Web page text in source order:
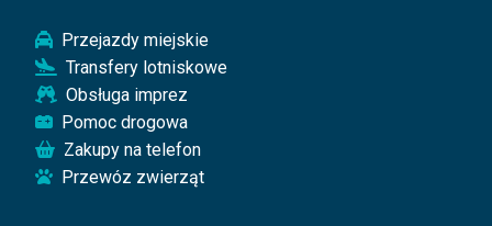
Przejazdy miejskie
Transfery lotniskowe
Obsługa imprez
Pomoc drogowa
Zakupy na telefon
Przewóz zwierząt